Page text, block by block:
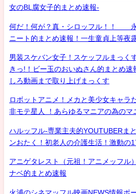
女のBL腐女子的まとめ速報-
何だ！何が？真・シロッフル！！
ニート的まとめ速報！一生童貞上等夜
男装スケバン女子！スケッフルまっく
きっ!！ビー玉のおいぬさん的まとめ
しろ動画まで取り上げまっくす
ロボットアニメ！メカと美少女キャラ
非モテ星人 ！あらゆるマニアの為のマ
ハルッフル-専業主夫的YOUTUBERま
ンおたく！初老人の介護生活！激動の
アニゲタレスト（元祖！アニメッフ
ナベ的まとめ速報
火浦のシネマッフル映画NEWS情報ポ